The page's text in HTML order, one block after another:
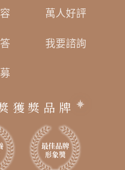
萬人好評
我要諮詢
獲獎品牌